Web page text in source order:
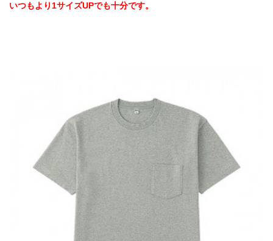
いつもより1サイズUPでも十分です。